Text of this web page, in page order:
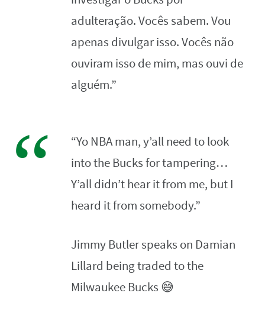
adulteração. Vocês sabem. Vou
apenas divulgar isso. Vocês não
ouviram isso de mim, mas ouvi de
alguém.”
“Yo NBA man, y’all need to look
into the Bucks for tampering…
Y’all didn’t hear it from me, but I
heard it from somebody.”
Jimmy Butler speaks on Damian
Lillard being traded to the
Milwaukee Bucks 😅